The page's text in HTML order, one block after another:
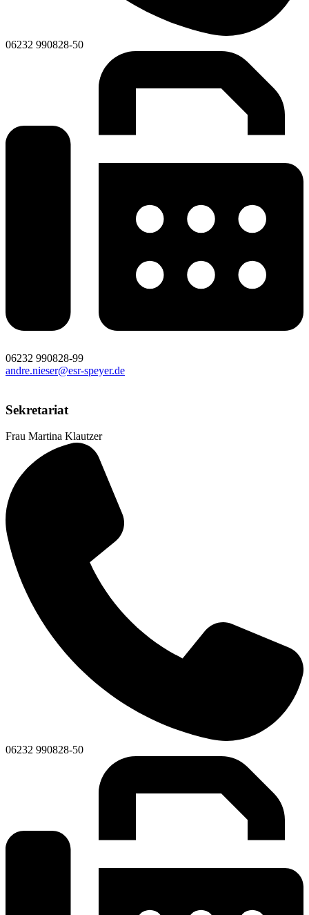
06232 990828-50
06232 990828-99
andre.nieser@esr-speyer.de
Sekretariat
Frau Martina Klautzer
06232 990828-50